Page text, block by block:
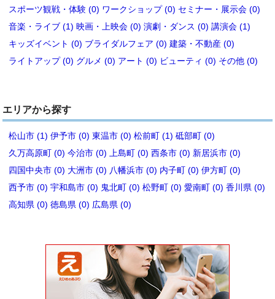
スポーツ観戦・体験 (0) ワークショップ (0) セミナー・展示会 (0)
音楽・ライブ (1) 映画・上映会 (0) 演劇・ダンス (0) 講演会 (1)
キッズイベント (0) ブライダルフェア (0) 建築・不動産 (0)
ライトアップ (0) グルメ (0) アート (0) ビューティ (0) その他 (0)
エリアから探す
松山市 (1) 伊予市 (0) 東温市 (0) 松前町 (1) 砥部町 (0)
久万高原町 (0) 今治市 (0) 上島町 (0) 西条市 (0) 新居浜市 (0)
四国中央市 (0) 大洲市 (0) 八幡浜市 (0) 内子町 (0) 伊方町 (0)
西予市 (0) 宇和島市 (0) 鬼北町 (0) 松野町 (0) 愛南町 (0) 香川県 (0)
高知県 (0) 徳島県 (0) 広島県 (0)